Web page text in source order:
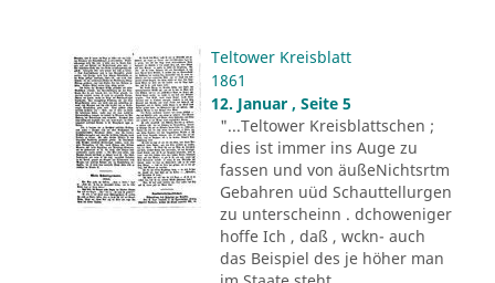
Teltower Kreisblatt
1861
12. Januar , Seite 5
"...Teltower Kreisblattschen ;
dies ist immer ins Auge zu
fassen und von äußeNichtsrtm
Gebahren uüd Schauttellurgen
zu unterscheinn . dchoweniger
hoffe Ich , daß , wckn- auch
das Beispiel des je höher man